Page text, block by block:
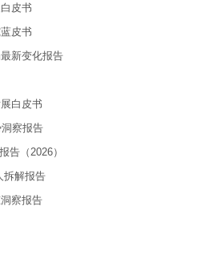
皮书
皮书
新变化报告
白皮书
察报告
告（2026）
拆解报告
察报告